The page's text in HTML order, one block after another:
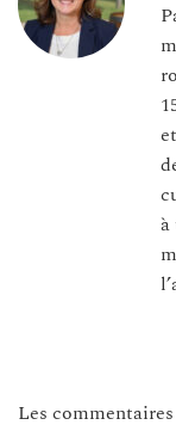
à
Les